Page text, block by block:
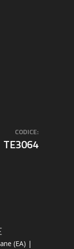
CODICE:
TE3064
(EA) |